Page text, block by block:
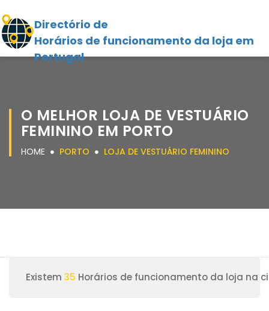
Directório de
Horários de funcionamento da loja em
Portugal
O MELHOR LOJA DE VESTUÁRIO
FEMININO EM PORTO
HOME PORTO LOJA DE VESTUÁRIO FEMININO
Existem 35 Horários de funcionamento da loja na